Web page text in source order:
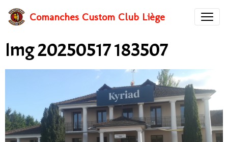
Comanches Custom Club Liège
Img 20250517 183507